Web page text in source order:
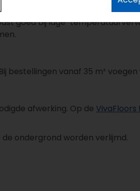
vlakke en geëgaliseerde
goed bij lage-
bestellingen vanaf 35 m²
afwerking. Op de VivaFloors
ondergrond worden verlijmd.